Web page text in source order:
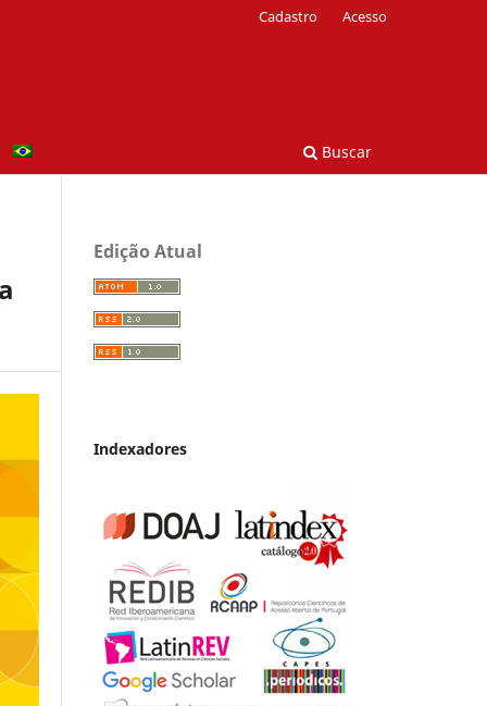
Buscar
Cadastro Acesso
Edição Atual
Indexadores